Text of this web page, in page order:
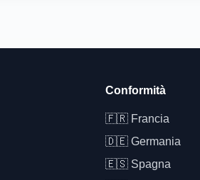
Conformità
🇫🇷 Francia
🇩🇪 Germania
🇪🇸 Spagna